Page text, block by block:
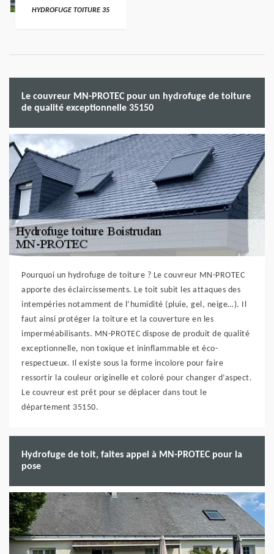
HYDROFUGE TOITURE 35
Le couvreur MN-PROTEC pour un hydrofuge de toiture
de qualité exceptionnelle 35150
Pourquoi un hydrofuge de toiture ? Le couvreur MN-PROTEC
apporte des éclaircissements. Le toit subit les attaques des
intempéries notamment de l’humidité (pluie, gel, neige…). Il
faut ainsi protéger la toiture et la couverture en les
imperméabilisants. MN-PROTEC dispose de produit de qualité
exceptionnelle, non toxique et ininflammable et éco-
respectueux. Il existe sous la forme incolore pour faire
ressortir la couleur originelle et coloré pour changer d’aspect.
Le couvreur est prêt pour se déplacer dans tout le
département 35150.
Hydrofuge de toit, faites appel à MN-PROTEC pour la
pose